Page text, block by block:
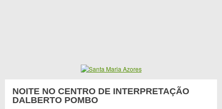
NOITE NO CENTRO DE INTERPRETAÇÃO
DALBERTO POMBO